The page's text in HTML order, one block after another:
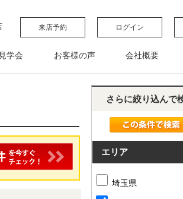
来店予約 ログイン
学会 お客様の声 会社概要
さらに絞り込んで
エリア
埼玉県